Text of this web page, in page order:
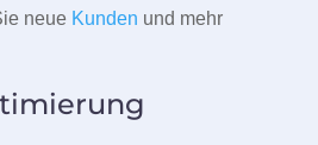
neue Kunden und mehr